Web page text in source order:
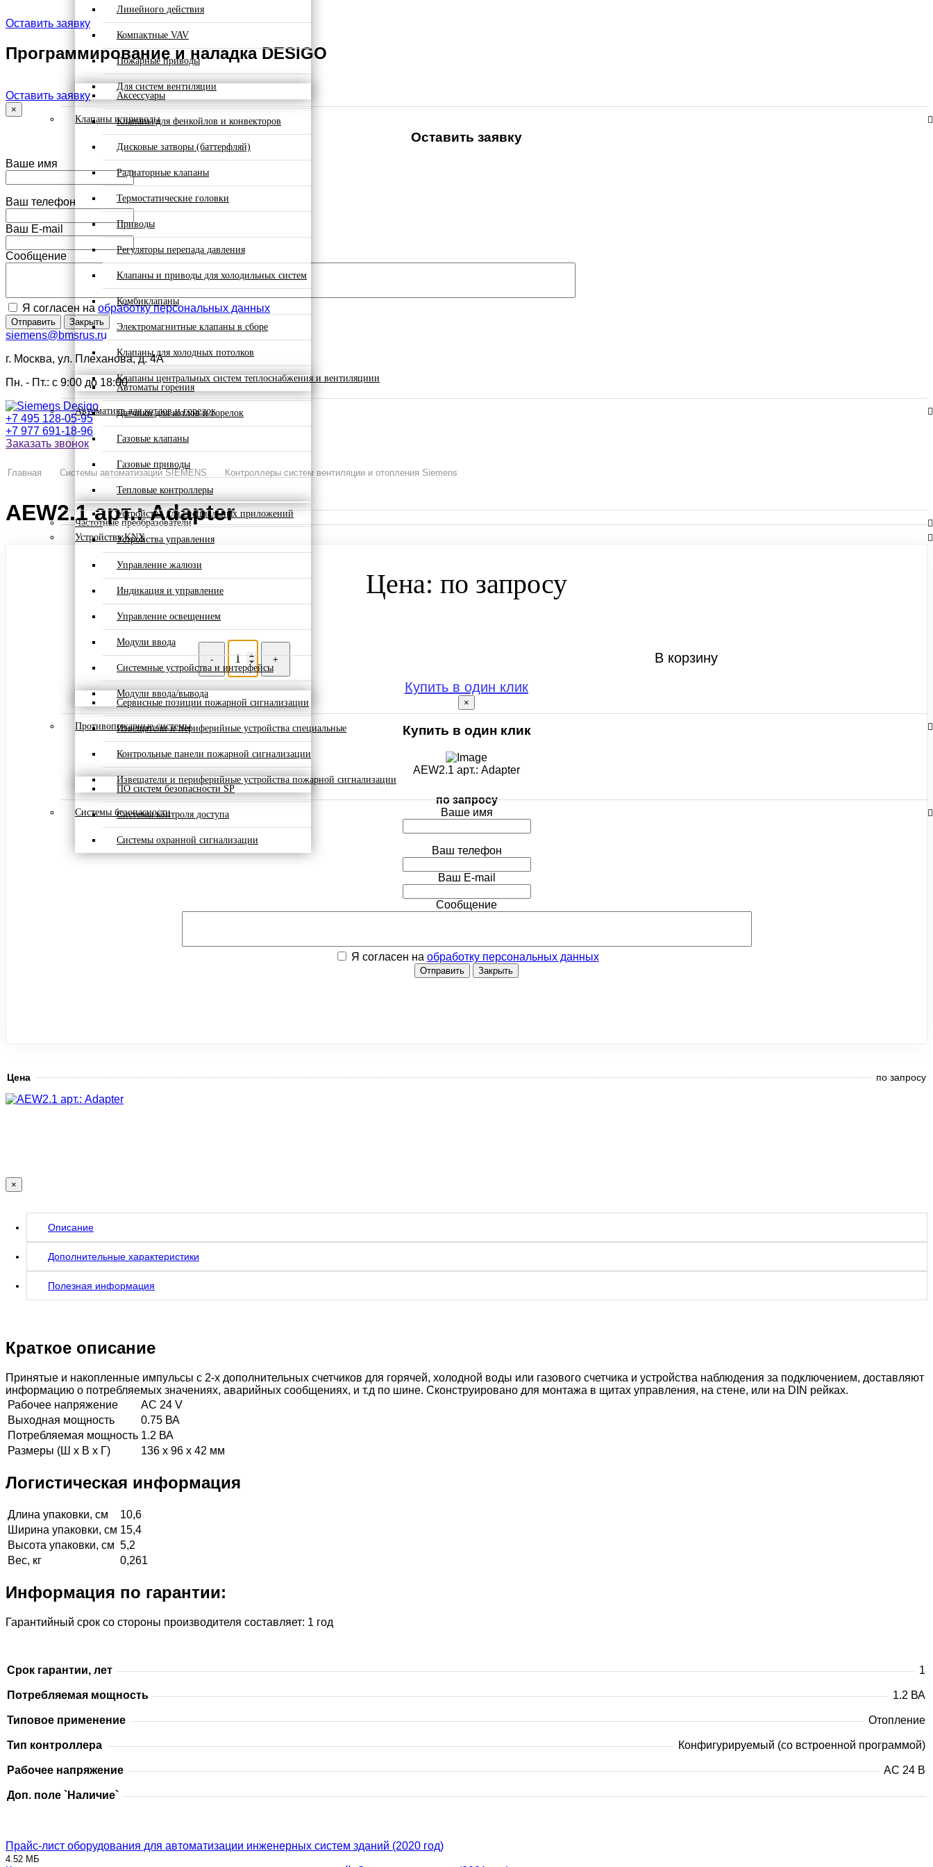
Линейного действия
Компактные VAV
Пожарные приводы
Для систем вентиляции
Клапаны и приводы
Аксессуары
Клапаны для фенкойлов и конвекторов
Дисковые затворы (баттерфляй)
Радиаторные клапаны
Термостатические головки
Приводы
Регуляторы перепада давления
Клапаны и приводы для холодильных систем
Комбиклапаны
Электромагнитные клапаны в сборе
Клапаны для холодных потолков
Клапаны центральных систем теплоснабжения и вентиляциии
Автоматика для котлов и горелок
Автоматы горения
Датчики для котлов и горелок
Газовые клапаны
Газовые приводы
Тепловые контроллеры
Частотные преобразователи
Устройства KNX
Устройства для специальных приложений
Устройства управления
Управление жалюзи
Индикация и управление
Управление освещением
Модули ввода
Системные устройства и интерфейсы
Модули ввода/вывода
Противопожарные системы
Сервисные позиции пожарной сигнализации
Извещатели и периферийные устройства специальные
Контрольные панели пожарной сигнализации
Извещатели и периферийные устройства пожарной сигнализации
Системы безопасности
ПО систем безопасности SP
Системы контроля доступа
Системы охранной сигнализации
Оставить заявку
Программирование и наладка DESIGO
Оставить заявку
×
Оставить заявку
Ваше имя
Ваш телефон
Ваш E-mail
Сообщение
Я согласен на обработку персональных данных
Отправить Закрыть
siemens@bmsrus.ru
г. Москва, ул. Плеханова, д. 4А
Пн. - Пт.: c 9:00 до 18:00
+7 495 128-05-95
+7 977 691-18-96
Заказать звонок
Главная Системы автоматизации SIEMENS Контроллеры систем вентиляции и отопления Siemens
AEW2.1 арт.: Adapter
Цена: по запросу
- +
В корзину
Купить в один клик
×
Купить в один клик
AEW2.1 арт.: Adapter
по запросу
Ваше имя
Ваш телефон
Ваш E-mail
Сообщение
Я согласен на обработку персональных данных
Отправить Закрыть
Цена по запросу
×
Описание
Дополнительные характеристики
Полезная информация
Краткое описание
Принятые и накопленные импульсы с 2-х дополнительных счетчиков для горячей, холодной воды или газового счетчика и устройства наблюдения за подключением, доставляют
информацию о потребляемых значениях, аварийных сообщениях, и т.д по шине. Сконструировано для монтажа в щитах управления, на стене, или на DIN рейках.
Рабочее напряжение
AC 24 V
Выходная мощность
0.75 ВА
Потребляемая мощность 1.2 ВА
Размеры (Ш х В х Г)
136 x 96 x 42 мм
Логистическая информация
Длина упаковки, см
10,6
Ширина упаковки, см 15,4
Высота упаковки, см 5,2
Вес, кг
0,261
Информация по гарантии:
Гарантийный срок со стороны производителя составляет: 1 год
Срок гарантии, лет 1
Потребляемая мощность 1.2 ВА
Типовое применение Отопление
Тип контроллера Конфигурируемый (со встроенной программой)
Рабочее напряжение AC 24 В
Доп. поле `Наличие`
Прайс-лист оборудования для автоматизации инженерных систем зданий (2020 год)
4.52 МБ